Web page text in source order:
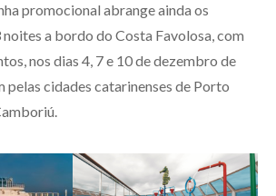
promocional abrange ainda os
a bordo do Costa Favolosa, com
nos dias 4, 7 e 10 de dezembro de
pelas cidades catarinenses de Porto